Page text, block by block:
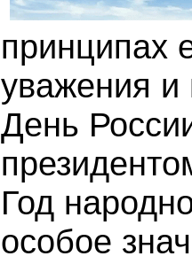
принципах
уважения и
День
Год
особое